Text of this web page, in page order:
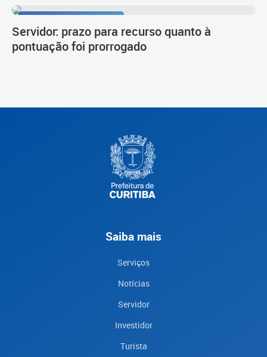
Servidor: prazo para recurso quanto à
pontuação foi prorrogado
Saiba mais
Serviços
Notícias
Servidor
Investidor
Turista